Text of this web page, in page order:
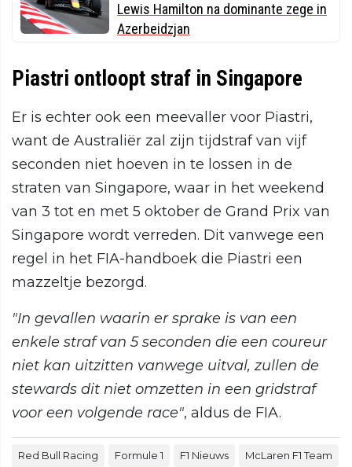
Lewis Hamilton na dominante zege in
Azerbeidzjan
Piastri ontloopt straf in Singapore
Er is echter ook een meevaller voor Piastri,
want de Australiër zal zijn tijdstraf van vijf
seconden niet hoeven in te lossen in de
straten van Singapore, waar in het weekend
van 3 tot en met 5 oktober de Grand Prix van
Singapore wordt verreden. Dit vanwege een
regel in het FIA-handboek die Piastri een
mazzeltje bezorgd.
"In gevallen waarin er sprake is van een
enkele straf van 5 seconden die een coureur
niet kan uitzitten vanwege uitval, zullen de
stewards dit niet omzetten in een gridstraf
voor een volgende race", aldus de FIA.
Red Bull Racing Formule 1 F1 Nieuws McLaren F1 Team